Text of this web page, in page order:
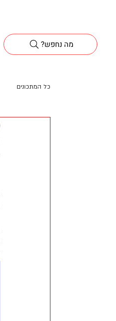
?מה נחפש
כל המתכונים